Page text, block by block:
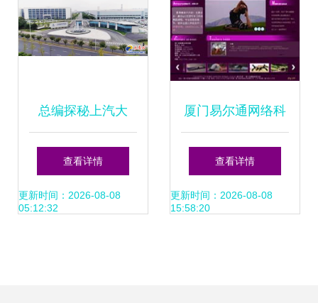
总编探秘上汽大
通“全球灯塔工厂”
看网络技术如何驱
查看详情
更新时间：2026-08-08
05:12:32
厦门易尔通网络科
技 深耕闽南，构建
全域营销服务网络
查看详情
更新时间：2026-08-08
15:58:20